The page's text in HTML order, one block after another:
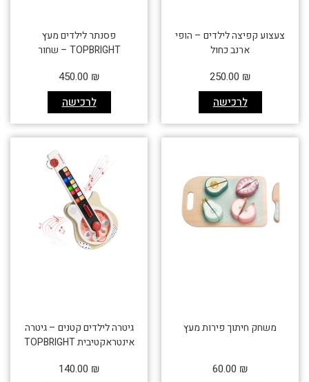
צעצוע קפיצה לילדים – הופי
ארנב כחול
לרכישה
250.00 ₪
פסנתר לילדים מעץ
TOPBRIGHT – שחור
לרכישה
450.00 ₪
משחק חיתוך פירות מעץ
60.00 ₪
גיטרה לילדים קטנים – גיטרה
אינטראקטיבית TOPBRIGHT
140.00 ₪